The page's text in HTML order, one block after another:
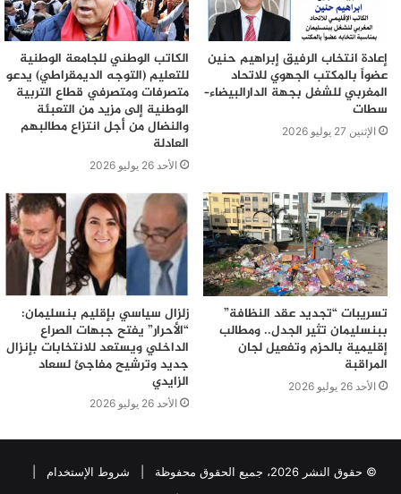
إعادة انتخاب الرفيق إبراهيم حنين
عضواً بالمكتب الجهوي للاتحاد
المغربي للشغل بجهة الدارالبيضاء–
سطات
الإثنين 27 يوليو 2026
الكاتب الوطني للجامعة الوطنية
للتعليم (التوجه الديمقراطي) يدعو
متصرفات ومتصرفي قطاع التربية
الوطنية إلى مزيد من التعبئة
والنضال من أجل انتزاع مطالبهم
العادلة
الأحد 26 يوليو 2026
تسريبات “تجديد عقد النظافة”
ببنسليمان تثير الجدل.. ومطالب
إقليمية بالحزم وتفعيل لجان
المراقبة
الأحد 26 يوليو 2026
زلزال سياسي بإقليم بنسليمان:
“الأحرار” يفتح جبهات الصراع
الداخلي ويستعد للانتخابات بإنزال
جديد وترشيح مفاجئ لسعاد
الزايدي
الأحد 26 يوليو 2026
© حقوق النشر 2026، جميع الحقوق محفوظة | شروط الإستخدام